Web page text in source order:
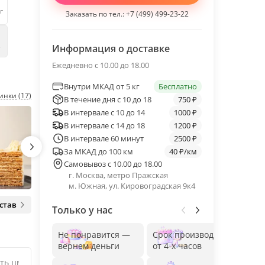
(17)
Заказать по тел.:+7 (499) 499-23-22
Информация о доставке
Ежедневно с 10.00 до 18.00
Внутри МКАД от 5 кг
Бесплатно
В течение дня с 10 до 18
750 ₽
В интервале с 10 до 14
1000 ₽
В интервале с 14 до 18
1200 ₽
В интервале 60 минут
2500 ₽
За МКАД до 100 км
40 ₽/км
Самовывоз с 10.00 до 18.00
г. Москва, метро Пражская
м. Южная, ул. Кировоградская 9к4
Только у нас
Не понравится —
вернем деньги
Срок производства
от 4-х часов